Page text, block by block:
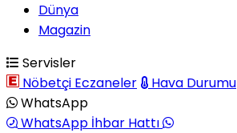
Dünya
Magazin
Servisler
Nöbetçi Eczaneler
Hava Durumu
WhatsApp
WhatsApp İhbar Hattı